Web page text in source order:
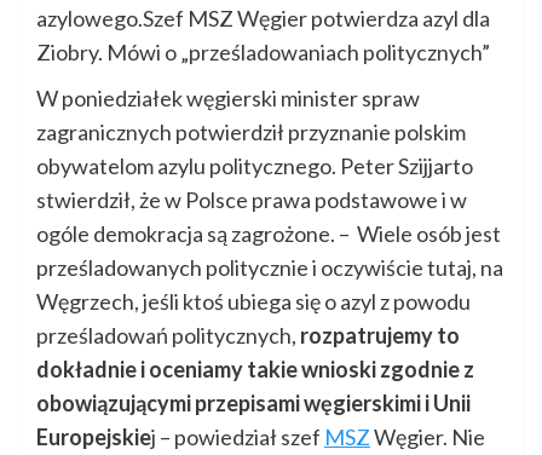
azylowego.Szef MSZ Węgier potwierdza azyl dla
Ziobry. Mówi o „prześladowaniach politycznych”
W poniedziałek węgierski minister spraw
zagranicznych potwierdził przyznanie polskim
obywatelom azylu politycznego. Peter Szijjarto
stwierdził, że w Polsce prawa podstawowe i w
ogóle demokracja są zagrożone. – Wiele osób jest
prześladowanych politycznie i oczywiście tutaj, na
Węgrzech, jeśli ktoś ubiega się o azyl z powodu
prześladowań politycznych, rozpatrujemy to
dokładnie i oceniamy takie wnioski zgodnie z
obowiązującymi przepisami węgierskimi i Unii
Europejskiej – powiedział szef MSZWęgier. Nie